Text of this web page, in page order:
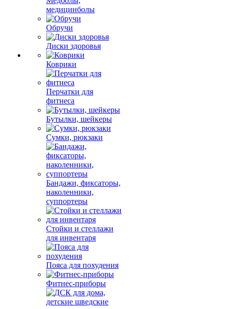
медицинболы
Обручи
Диски здоровья
Коврики
Перчатки для
фитнеса
Бутылки, шейкеры
Сумки, рюкзаки
Бандажи, фиксаторы,
наколенники,
суппортеры
Стойки и стеллажи
для инвентаря
Пояса для похудения
Фитнес-приборы